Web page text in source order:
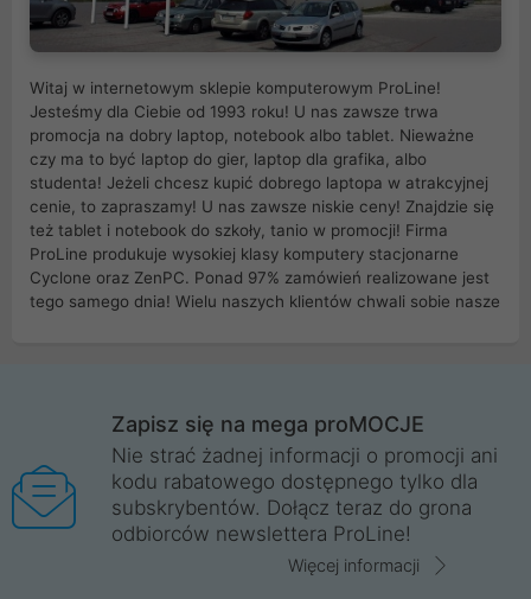
Witaj w internetowym sklepie komputerowym ProLine!
Jesteśmy dla Ciebie od 1993 roku! U nas zawsze trwa
promocja na dobry laptop, notebook albo tablet. Nieważne
czy ma to być laptop do gier, laptop dla grafika, albo
studenta! Jeżeli chcesz kupić dobrego laptopa w atrakcyjnej
cenie, to zapraszamy! U nas zawsze niskie ceny! Znajdzie się
też tablet i notebook do szkoły, tanio w promocji! Firma
ProLine produkuje wysokiej klasy komputery stacjonarne
Cyclone oraz ZenPC. Ponad 97% zamówień realizowane jest
tego samego dnia! Wielu naszych klientów chwali sobie nasze
Wrocław, Poznań, Legnica, Katowice, Gliwice, Kalisz, Bytom,
Trzebnica, Opole. Szybka i profesjonalna obsługa!
ProLine to polska firma ze 100% polskim kapitałem. Działamy
legalnie i płacimy podatki w naszym kraju! Posiadamy siedzibę
główną w Mirkowie oraz salony na terenie kraju. Cała
komunikacja ze sklepem komputerowym ProLine jest
Zapisz się na mega proMOCJE
Nie strać żadnej informacji o promocji ani
kodu rabatowego dostępnego tylko dla
subskrybentów. Dołącz teraz do grona
odbiorców newslettera ProLine!
Więcej informacji